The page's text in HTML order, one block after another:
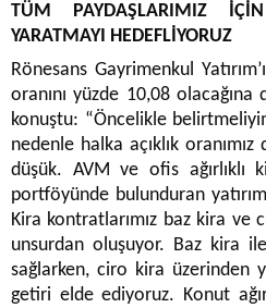
TÜM PAYDAŞLARIMIZ
YARATMAYI HEDEFLİYORUZ
Rönesans Gayrimenkul
oranını yüzde 10,08
konuştu: “Öncelikle
nedenle halka açıklık
düşük. AVM ve ofis ağırlıklı
portföyünde bulunduran
Kira kontratlarımız baz kira
unsurdan oluşuyor. Baz kira
sağlarken, ciro kira üzerinden
getiri elde ediyoruz. Konut